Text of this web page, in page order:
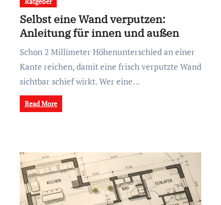
Selbst eine Wand verputzen:
Anleitung für innen und außen
Schon 2 Millimeter Höhenunterschied an einer
Kante reichen, damit eine frisch verputzte Wand
sichtbar schief wirkt. Wer eine…
Read More